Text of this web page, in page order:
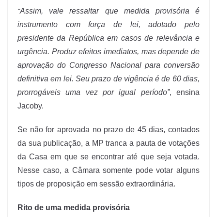
“Assim, vale ressaltar que medida provisória é
instrumento com força de lei, adotado pelo
presidente da República em casos de relevância e
urgência. Produz efeitos imediatos, mas depende de
aprovação do Congresso Nacional para conversão
definitiva em lei. Seu prazo de vigência é de 60 dias,
prorrogáveis uma vez por igual período”, ensina
Jacoby.
Se não for aprovada no prazo de 45 dias, contados
da sua publicação, a MP tranca a pauta de votações
da Casa em que se encontrar até que seja votada.
Nesse caso, a Câmara somente pode votar alguns
tipos de proposição em sessão extraordinária.
Rito de uma medida provisória